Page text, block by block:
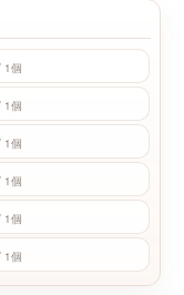
1個
1個
1個
1個
1個
1個